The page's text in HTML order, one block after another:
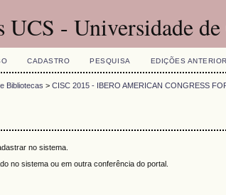
UCS - Universidade
CADASTRO PESQUISA EDIÇÕES
Bibliotecas >CISC 2015 - IBERO AMERICAN CONGRESS
no sistema.
no sistema ou em outra conferência do portal.